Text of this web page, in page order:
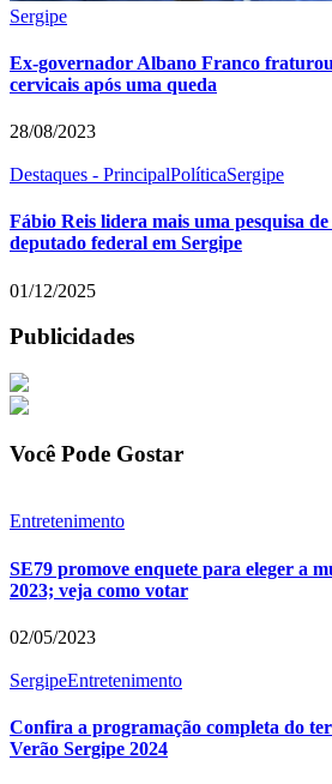
Sergipe
Ex-governador Albano Franco
cervicais após uma queda
28/08/2023
Destaques - PrincipalPolíticaSergipe
Fábio Reis lidera mais uma pesquisa
deputado federal em Sergipe
01/12/2025
Publicidades
Você Pode Gostar
Entretenimento
SE79 promove enquete para eleger a
2023; veja como votar
02/05/2023
SergipeEntretenimento
Confira a programação completa do
Verão Sergipe 2024